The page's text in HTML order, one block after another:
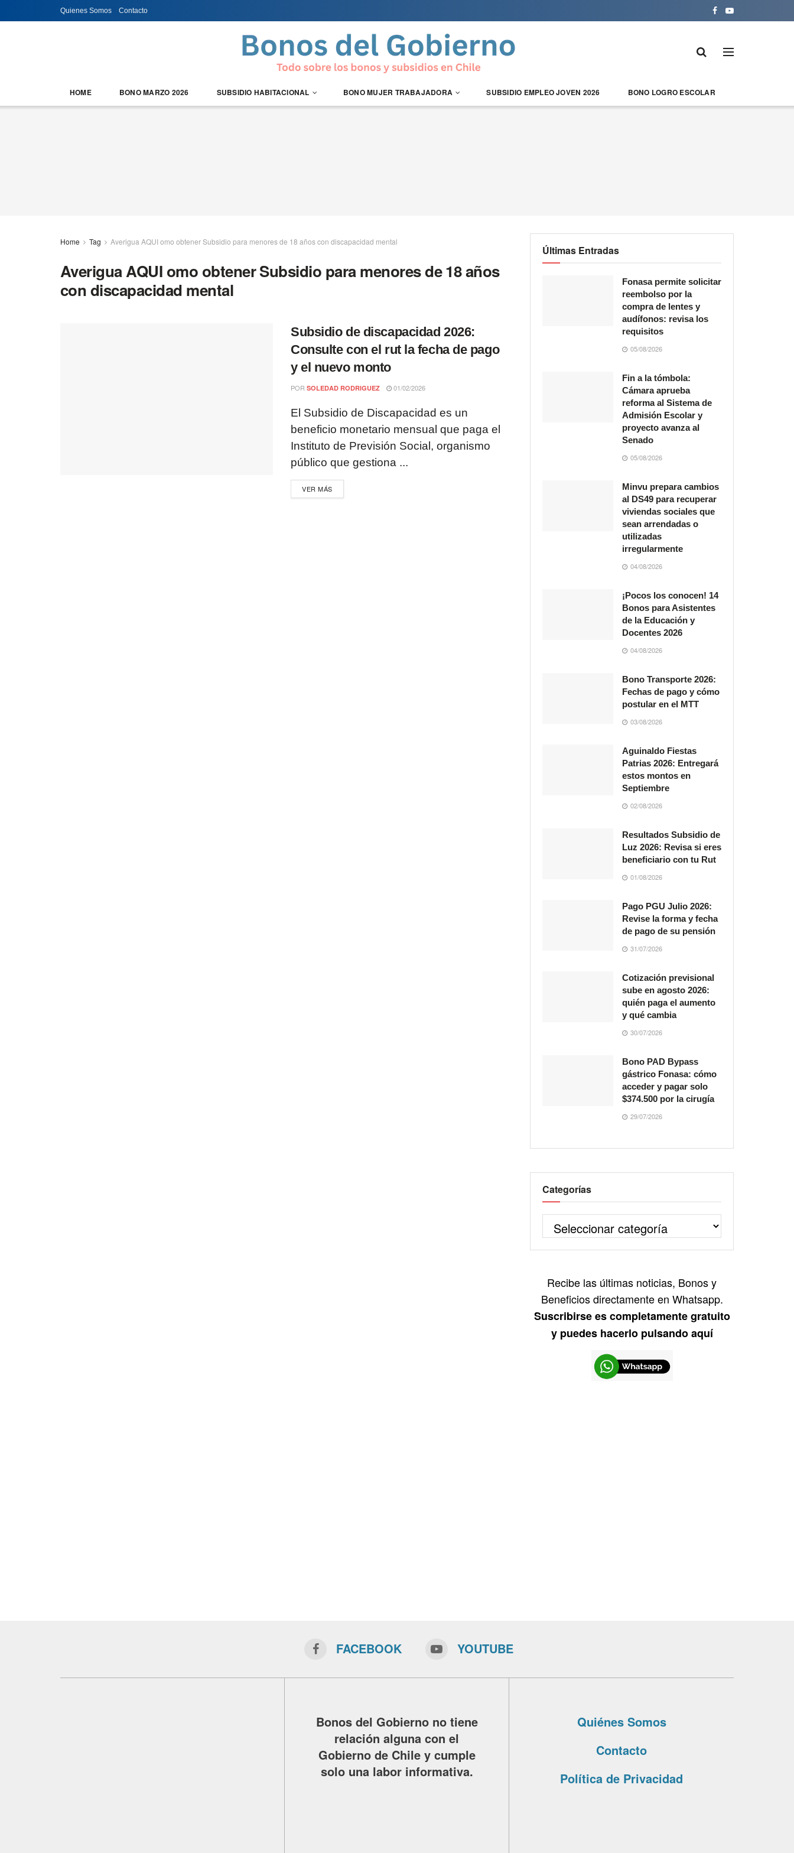
Quienes Somos Contacto
HOME BONO MARZO 2026 SUBSIDIO HABITACIONAL BONO MUJER TRABAJADORA SUBSIDIO EMPLEO JOVEN 2026 BONO LOGRO ESCOLAR
Home Tag Averigua AQUI omo obtener Subsidio para menores de 18 años con discapacidad mental
Averigua AQUI omo obtener Subsidio para menores de 18 años
con discapacidad mental
Subsidio de discapacidad 2026:
Consulte con el rut la fecha de pago
y el nuevo monto
POR SOLEDAD RODRIGUEZ 01/02/2026
El Subsidio de Discapacidad es un
beneficio monetario mensual que paga el
Instituto de Previsión Social, organismo
público que gestiona ...
VER MÁS
Últimas Entradas
Fonasa permite solicitar
reembolso por la
compra de lentes y
audífonos: revisa los
requisitos
05/08/2026
Fin a la tómbola:
Cámara aprueba
reforma al Sistema de
Admisión Escolar y
proyecto avanza al
Senado
05/08/2026
Minvu prepara cambios
al DS49 para recuperar
viviendas sociales que
sean arrendadas o
utilizadas
irregularmente
04/08/2026
¡Pocos los conocen! 14
Bonos para Asistentes
de la Educación y
Docentes 2026
04/08/2026
Bono Transporte 2026:
Fechas de pago y cómo
postular en el MTT
03/08/2026
Aguinaldo Fiestas
Patrias 2026: Entregará
estos montos en
Septiembre
02/08/2026
Resultados Subsidio de
Luz 2026: Revisa si eres
beneficiario con tu Rut
01/08/2026
Pago PGU Julio 2026:
Revise la forma y fecha
de pago de su pensión
31/07/2026
Cotización previsional
sube en agosto 2026:
quién paga el aumento
y qué cambia
30/07/2026
Bono PAD Bypass
gástrico Fonasa: cómo
acceder y pagar solo
$374.500 por la cirugía
29/07/2026
Categorías
Recibe las últimas noticias, Bonos y
Beneficios directamente en Whatsapp.
Suscribirse es completamente gratuito
y puedes hacerlo pulsando aquí
FACEBOOK YOUTUBE
Bonos del Gobierno no tiene
relación alguna con el
Gobierno de Chile y cumple
solo una labor informativa.
Quiénes Somos
Contacto
Política de Privacidad